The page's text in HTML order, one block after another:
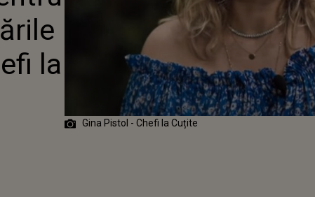
9
la
Gina Pistol - Chefi la Cuțite